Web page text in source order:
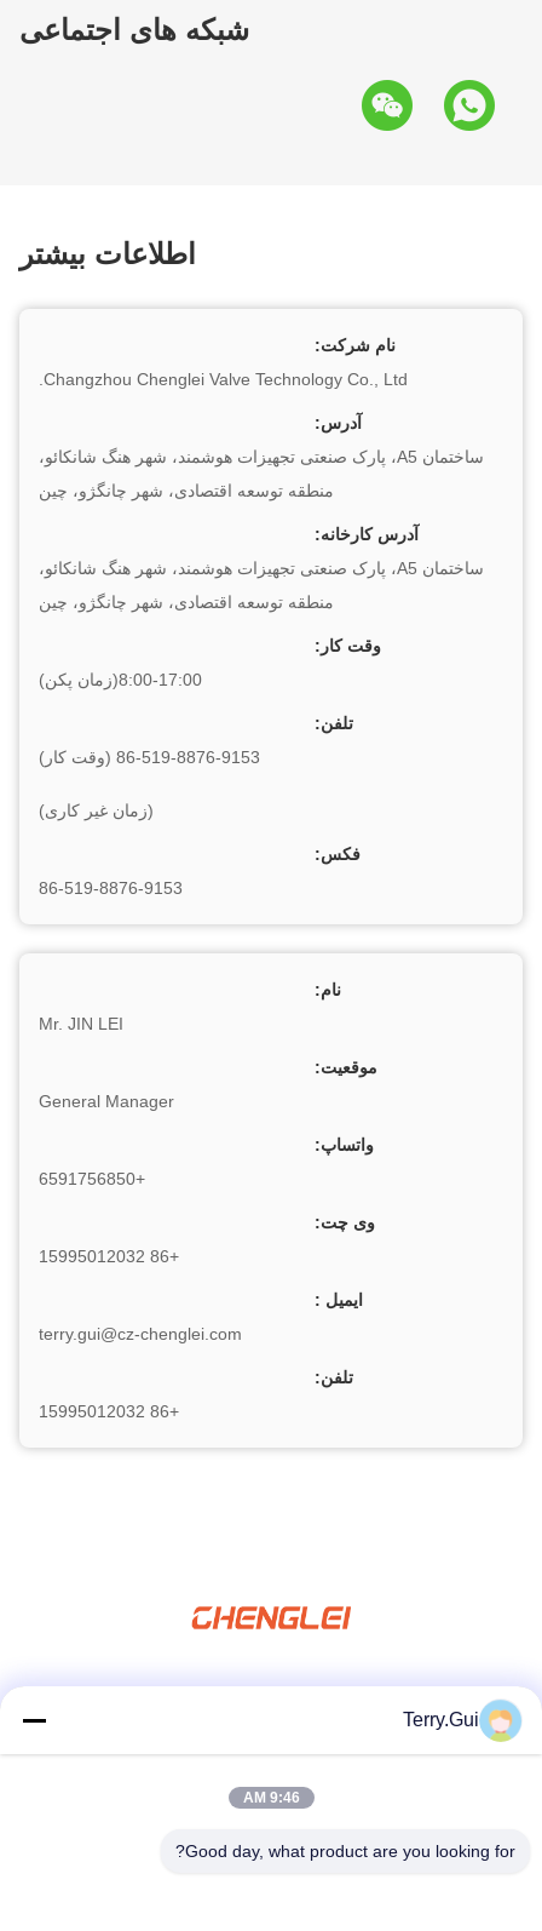
شبکه های اجتماعی
اطلاعات بیشتر
نام شرکت:
Changzhou Chenglei Valve Technology Co., Ltd.
آدرس:
ساختمان A5، پارک صنعتی تجهیزات هوشمند، شهر هنگ شانکائو،
منطقه توسعه اقتصادی، شهر چانگژو، چین
آدرس کارخانه:
ساختمان A5، پارک صنعتی تجهیزات هوشمند، شهر هنگ شانکائو،
منطقه توسعه اقتصادی، شهر چانگژو، چین
وقت کار:
8:00-17:00(زمان پکن)
تلفن:
86-519-8876-9153 (وقت کار)
(زمان غیر کاری)
فکس:
86-519-8876-9153
نام:
Mr. JIN LEI
موقعیت:
General Manager
واتساپ:
+6591756850
وی چت:
+86 15995012032
ایمیل :
terry.gui@cz-chenglei.com
تلفن:
+86 15995012032
Terry.Gui
9:46 AM
Good day, what product are you looking for?